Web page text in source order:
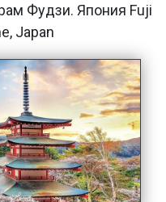
Фудзи. Япония Fuji
Japan